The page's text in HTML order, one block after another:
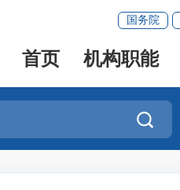
国务院
首页 机构职能
